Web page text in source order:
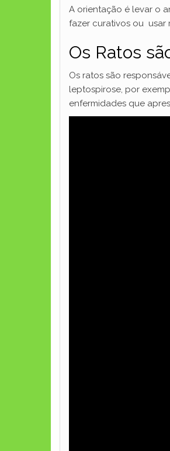
A orientação é levar o
fazer curativos ou usar
Os Ratos
Os ratos são
leptospirose, por
enfermidades que